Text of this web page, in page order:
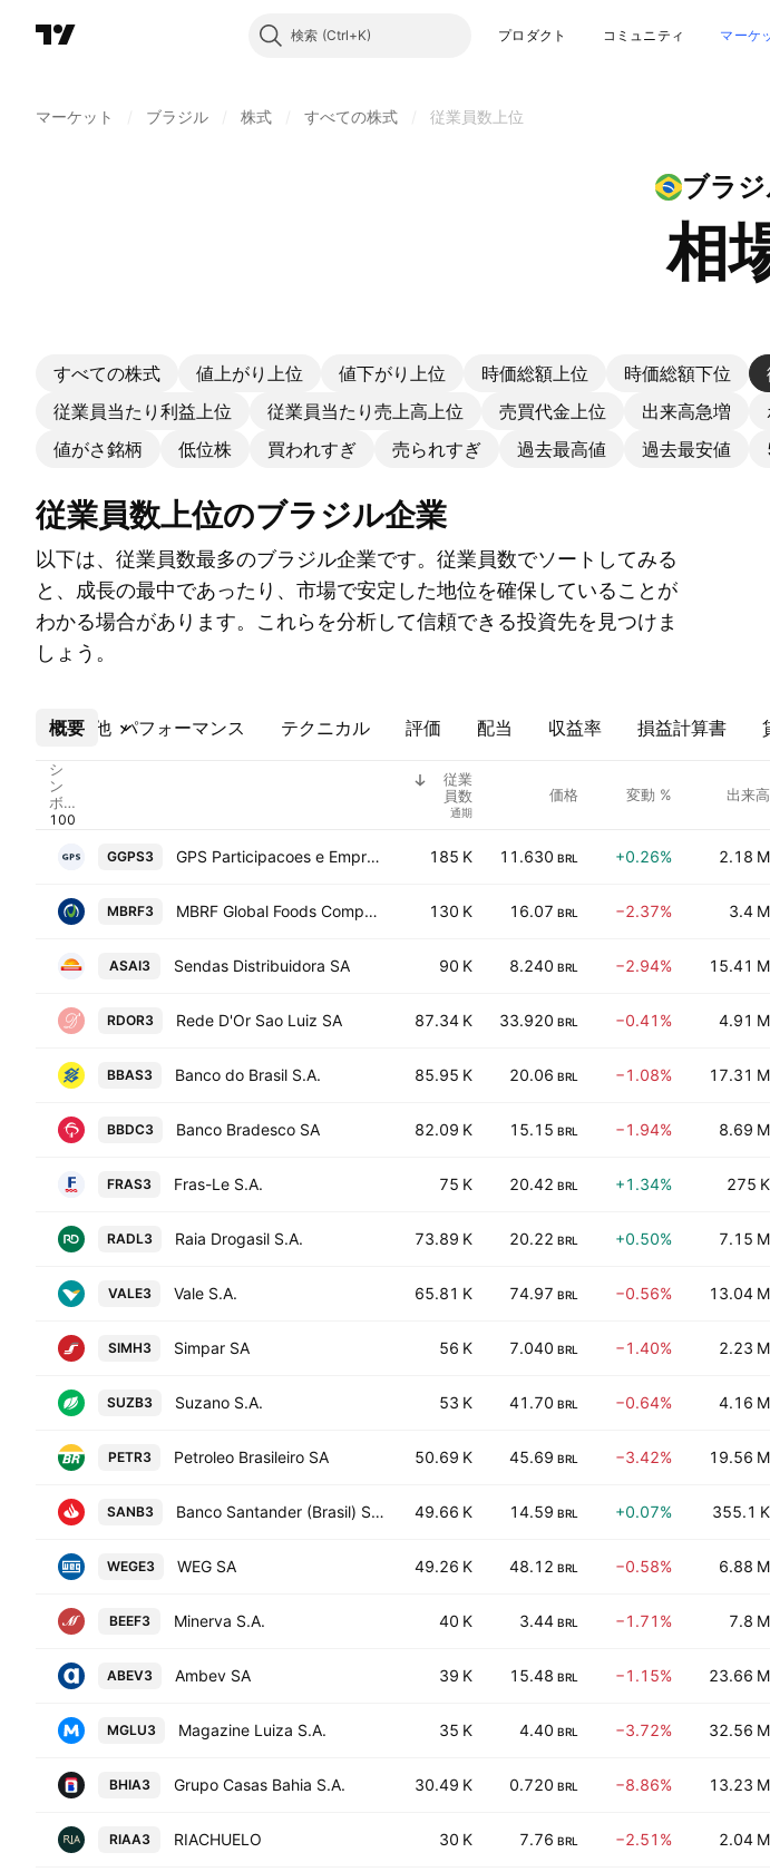
検索 プロダクト コミュニティ マーケ
マーケット ブラジル 株式 すべての株式 従業員数上位
ブラ
相
すべての株式 値上がり上位 値下がり上位 時価総額上位 時価総額下位
従業員当たり利益上位
従業員当たり売上高上位 売買代金上位 出来高急増
値がさ銘柄
低位株 買われすぎ 売られすぎ 過去最高値 過去最安値
従業員数上位のブラジル企業
以下は、従業員数最多のブラジル企業です。従業員数でソートしてみる
と、成長の最中であったり、市場で安定した地位を確保していることが
わかる場合があります。これらを分析して信頼できる投資先を見つけま
しょう。
概要 パフォーマンス テクニカル 評価 配当 収益率 損益計算書
その他
シ
ン
ボ
ル
従業
員数
通期
価格 変動 % 出来高
GGPS3 GPS Participacoes e Empreendimentos SA 185 K 11.630 BRL +0.26% 2.18 M
MBRF3 MBRF Global Foods Company S.A. 130 K 16.07 BRL −2.37% 3.4 M
ASAI3 Sendas Distribuidora SA 90 K 8.240 BRL −2.94% 15.41 M
RDOR3 Rede D'Or Sao Luiz SA 87.34 K 33.920 BRL −0.41% 4.91 M
BBAS3 Banco do Brasil S.A. 85.95 K 20.06 BRL −1.08% 17.31 M
BBDC3 Banco Bradesco SA 82.09 K 15.15 BRL −1.94% 8.69 M
FRAS3 Fras-Le S.A. 75 K 20.42 BRL +1.34% 275 K
RADL3 Raia Drogasil S.A. 73.89 K 20.22 BRL +0.50% 7.15 M
VALE3 Vale S.A. 65.81 K 74.97 BRL −0.56% 13.04 M
SIMH3 Simpar SA 56 K 7.040 BRL −1.40% 2.23 M
SUZB3 Suzano S.A. 53 K 41.70 BRL −0.64% 4.16 M
PETR3 Petroleo Brasileiro SA 50.69 K 45.69 BRL −3.42% 19.56 M
SANB3 Banco Santander (Brasil) S.A. 49.66 K 14.59 BRL +0.07% 355.1 K
WEGE3 WEG SA 49.26 K 48.12 BRL −0.58% 6.88 M
BEEF3 Minerva S.A. 40 K 3.44 BRL −1.71% 7.8 M
ABEV3 Ambev SA 39 K 15.48 BRL −1.15% 23.66 M
MGLU3 Magazine Luiza S.A. 35 K 4.40 BRL −3.72% 32.56 M
BHIA3 Grupo Casas Bahia S.A. 30.49 K 0.720 BRL −8.86% 13.23 M
RIAA3 RIACHUELO 30 K 7.76 BRL −2.51% 2.04 M